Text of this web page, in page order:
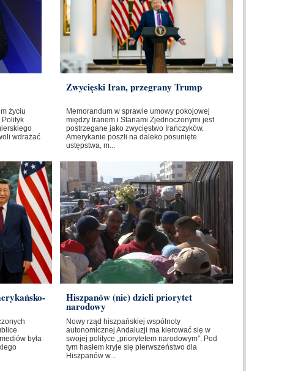
życiu
Polityk
wdrażać
Zwycięski Iran, przegrany Trump
Memorandum w sprawie umowy pokojowej
między Iranem i Stanami Zjednoczonymi jest
postrzegane jako zwycięstwo Irańczyków.
Amerykanie poszli na daleko posunięte
ustępstwa, m...
była
Hiszpanów (nie) dzieli priorytet
narodowy
Nowy rząd hiszpańskiej wspólnoty
autonomicznej Andaluzji ma kierować się w
swojej polityce „priorytetem narodowym”. Pod
tym hasłem kryje się pierwszeństwo dla
Hiszpanów w...